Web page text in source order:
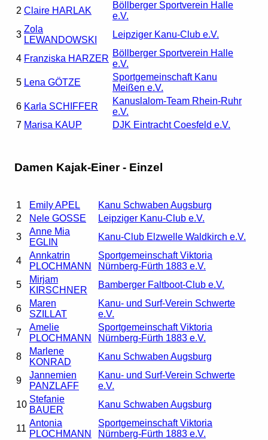
2 Claire HARLAK
Böllberger Sportverein Halle
e.V.
3
Zola
LEWANDOWSKI
Leipziger Kanu-Club e.V.
4 Franziska HARZER
Böllberger Sportverein Halle
e.V.
5 Lena GÖTZE
Sportgemeinschaft Kanu
Meißen e.V.
6 Karla SCHIFFER
Kanuslalom-Team Rhein-Ruhr
e.V.
7 Marisa KAUP DJK Eintracht Coesfeld e.V.
Damen Kajak-Einer - Einzel
1 Emily APEL
Kanu Schwaben Augsburg
2
Nele GOSSE
Leipziger Kanu-Club e.V.
3
Anne Mia
EGLIN
Kanu-Club Elzwelle Waldkirch e.V.
4
Annkatrin
PLOCHMANN
Sportgemeinschaft Viktoria
Nürnberg-Fürth 1883 e.V.
5
Mirjam
KIRSCHNER
Bamberger Faltboot-Club e.V.
6
Maren
SZILLAT
Kanu- und Surf-Verein Schwerte
e.V.
7
Amelie
PLOCHMANN
Sportgemeinschaft Viktoria
Nürnberg-Fürth 1883 e.V.
8
Marlene
KONRAD
Kanu Schwaben Augsburg
9
Jannemien
PANZLAFF
Kanu- und Surf-Verein Schwerte
e.V.
10
Stefanie
BAUER
Kanu Schwaben Augsburg
11
Antonia
PLOCHMANN
Sportgemeinschaft Viktoria
Nürnberg-Fürth 1883 e.V.